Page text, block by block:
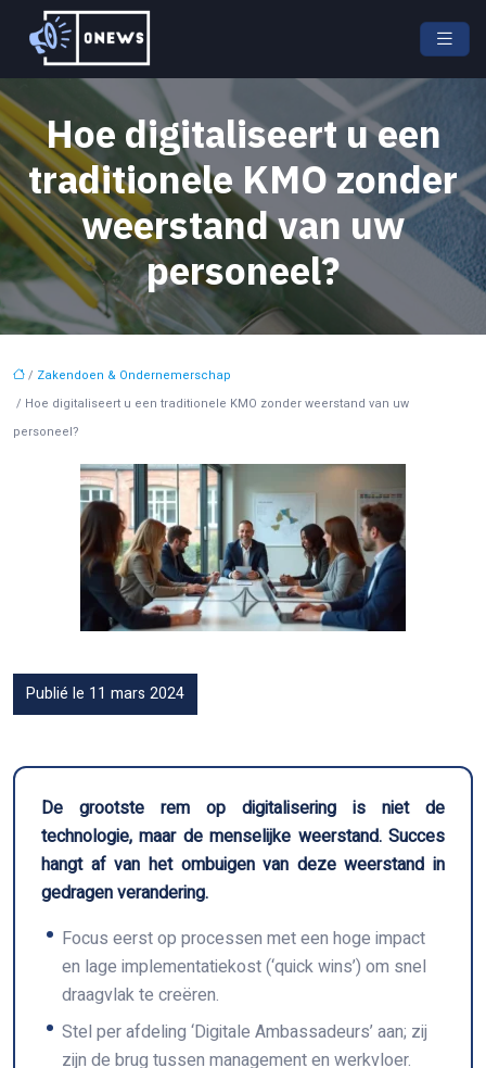
Hoe digitaliseert u een
traditionele KMO zonder
weerstand van uw
personeel?
/ Zakendoen & Ondernemerschap
/ Hoe digitaliseert u een traditionele KMO zonder weerstand van uw
personeel?
Publié le 11 mars 2024
De grootste rem op digitalisering is niet de
technologie, maar de menselijke weerstand. Succes
hangt af van het ombuigen van deze weerstand in
gedragen verandering.
Focus eerst op processen met een hoge impact
en lage implementatiekost (‘quick wins’) om snel
draagvlak te creëren.
Stel per afdeling ‘Digitale Ambassadeurs’ aan; zij
zijn de brug tussen management en werkvloer.